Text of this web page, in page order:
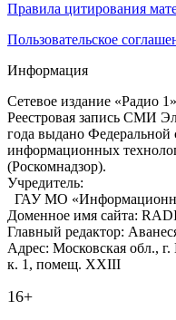
Правила цитирования
Пользовательское
Информация
Сетевое издание «Радио
Реестровая запись СМИ
года выдано Федеральной
информационных
(Роскомнадзор).
Учредитель:
ГАУ МО
Доменное имя сайта:
Главный редактор:
Адрес: Московская обл.,
к. 1, помещ. XXIII
16+